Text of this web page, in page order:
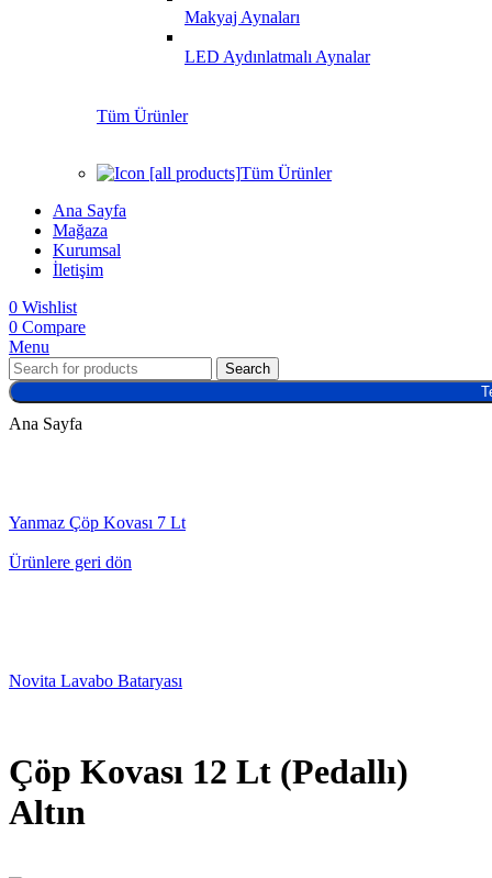
Makyaj Aynaları
LED Aydınlatmalı Aynalar
Tüm Ürünler
Tüm Ürünler
Ana Sayfa
Mağaza
Kurumsal
İletişim
0 Wishlist
0 Compare
Menu
Search
Ana Sayfa
Yanmaz Çöp Kovası 7 Lt
Ürünlere geri dön
Novita Lavabo Bataryası
Çöp Kovası 12 Lt (Pedallı)
Altın